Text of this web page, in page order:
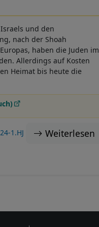
und den
nach der Shoah
haben die Juden im
Allerdings auf Kosten
Heimat bis heute die
Weiterlesen
1.HJ